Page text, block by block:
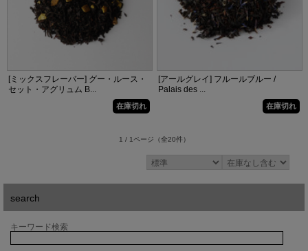
[ミックスフレーバー] グー・ルース・
セット・アグリュム B...
在庫切れ
[アールグレイ] フルールブルー /
Palais des ...
在庫切れ
1 / 1ページ （全20件）
search
キーワード検索